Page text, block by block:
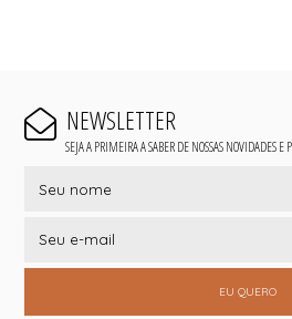
NEWSLETTER
SEJA A PRIMEIRA A SABER DE NOSSAS NOVIDADES E
EU QUERO